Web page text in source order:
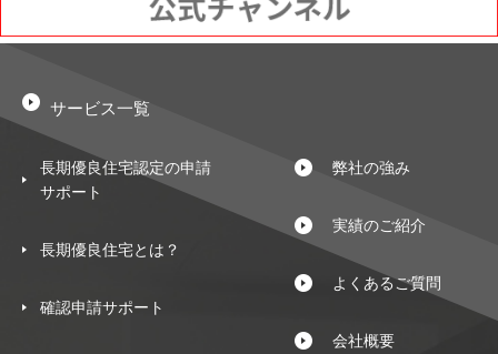
サービス一覧
長期優良住宅認定の申請
サポート
長期優良住宅とは？
確認申請サポート
弊社の強み
実績のご紹介
よくあるご質問
会社概要